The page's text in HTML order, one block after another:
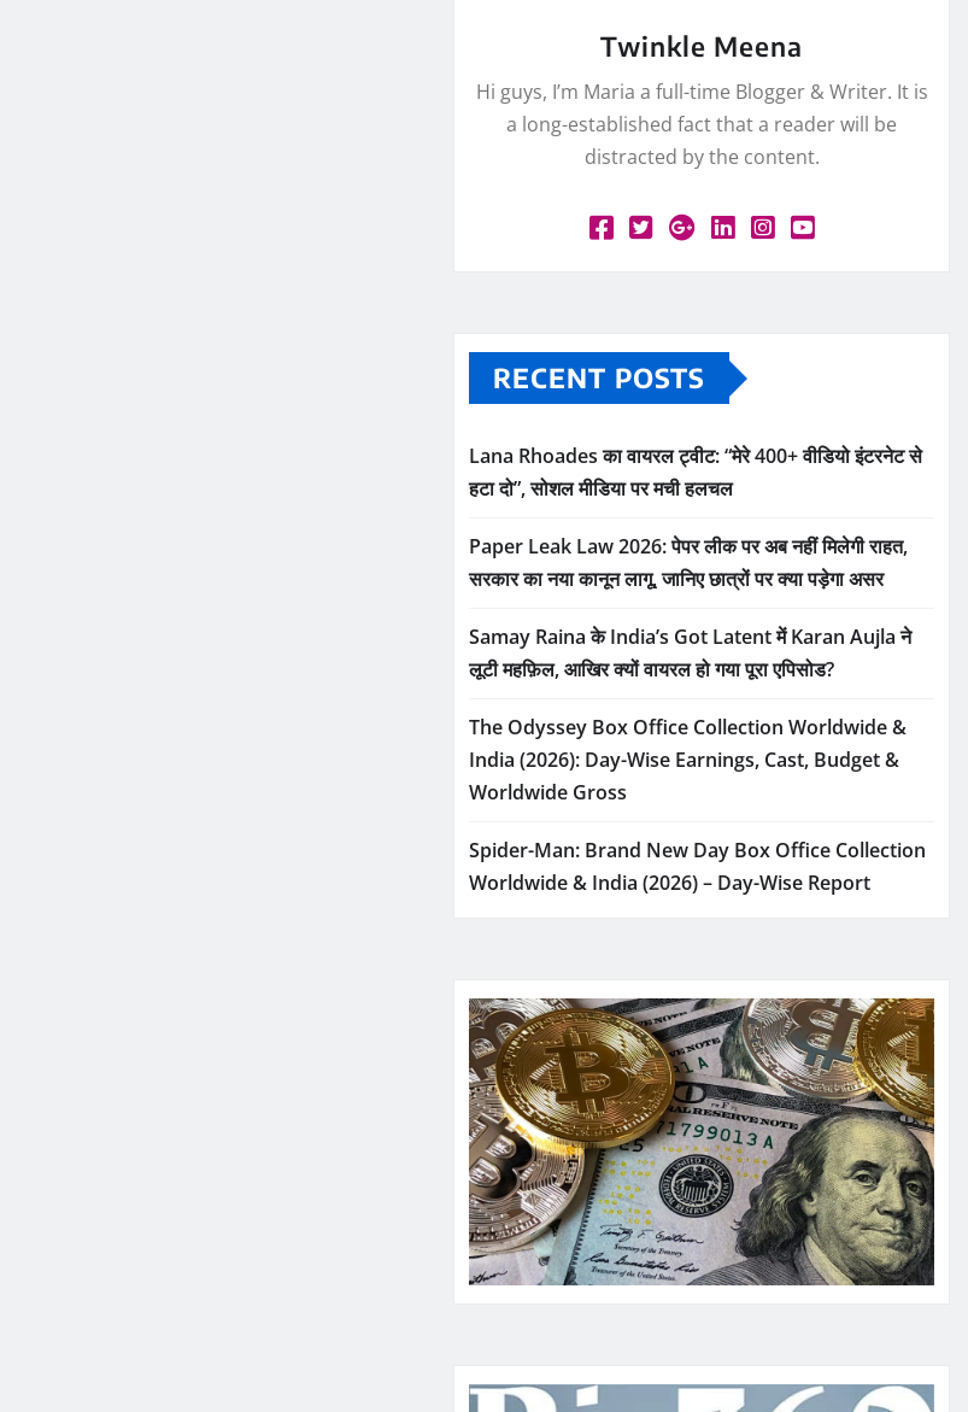
Twinkle Meena
Hi guys, I’m Maria a full-time Blogger & Writer. It is
a long-established fact that a reader will be
distracted by the content.
RECENT POSTS
Lana Rhoades का वायरल ट्वीट: “मेरे 400+ वीडियो इंटरनेट से
हटा दो”, सोशल मीडिया पर मची हलचल
Paper Leak Law 2026: पेपर लीक पर अब नहीं मिलेगी राहत,
सरकार का नया कानून लागू, जानिए छात्रों पर क्या पड़ेगा असर
Samay Raina के India’s Got Latent में Karan Aujla ने
लूटी महफ़िल, आखिर क्यों वायरल हो गया पूरा एपिसोड?
The Odyssey Box Office Collection Worldwide &
India (2026): Day-Wise Earnings, Cast, Budget &
Worldwide Gross
Spider-Man: Brand New Day Box Office Collection
Worldwide & India (2026) – Day-Wise Report